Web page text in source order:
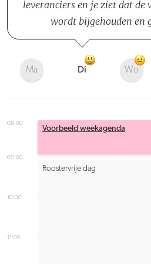
leveranciers en je ziet dat
wordt bijgehouden en
Ma Di Wo
08:00
09:00
10:00
11:00
Voorbeeld weekagenda
Roostervrije dag